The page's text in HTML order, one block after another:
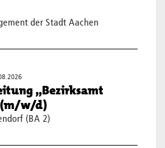
der Stadt Aachen
„Bezirksamt
w/d)
(BA 2)